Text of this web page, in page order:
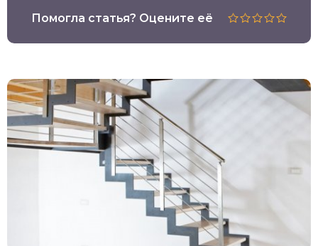
Помогла статья? Оцените её